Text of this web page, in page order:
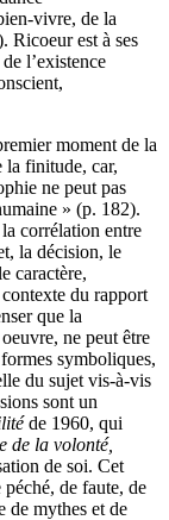
vivre, de la
Ricoeur est à ses
l’existence
moment de la
la finitude, car,
ne peut pas
» (p. 182).
corrélation entre
la décision, le
caractère,
du rapport
que la
ne peut être
symboliques,
du sujet vis-à-vis
sont un
de 1960, qui
de la volonté,
de soi. Cet
de faute, de
de mythes et de